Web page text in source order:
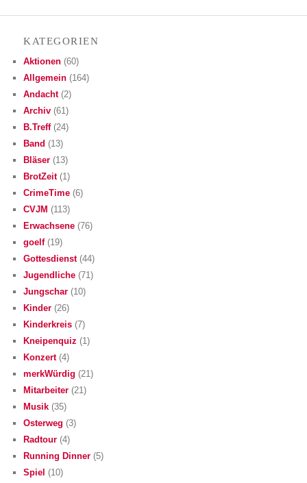
KATE­GO­RIEN
Aktionen (60)
Allgemein (164)
Andacht(2)
Archiv (61)
B.Treff(24)
Band (13)
Bläser (13)
BrotZeit(1)
CrimeTime (6)
CVJM (113)
Erwachsene (76)
goelf(19)
Gottesdienst(44)
Jugendliche (71)
Jungschar (10)
Kinder (26)
Kinderkreis (7)
Kneipenquiz (1)
Konzert(4)
merkWürdig (21)
Mitarbeiter (21)
Musik (35)
Osterweg (3)
Radtour (4)
Running Dinner (5)
Spiel (10)